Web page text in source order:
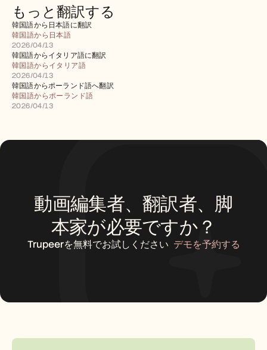
もっと翻訳する
韓国語から日本語に翻訳
韓国語から日本語
2026/04/13
韓国語からイタリア語に翻訳
韓国語からイタリア語
2026/04/13
韓国語からポーランド語へ翻訳
韓国語からポーランド語
2026/04/13
動画編集者、翻訳者、脚
本家が必要ですか？
Trupeerを無料でお試しください デモを予約する
無料トライアルを始める